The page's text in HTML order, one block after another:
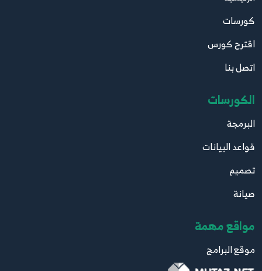
كورسات
اقترح كورس
اتصل بنا
الكورسات
البرمجة
قواعد البيانات
تصميم
صيانة
مواقع مهمة
موقع البرامج